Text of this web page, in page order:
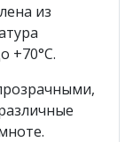
из
+70°С.